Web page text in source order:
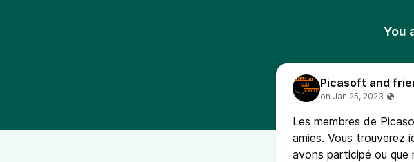
You
Picasoft and
Les membres de
amies. Vous trouverez
avons participé ou que